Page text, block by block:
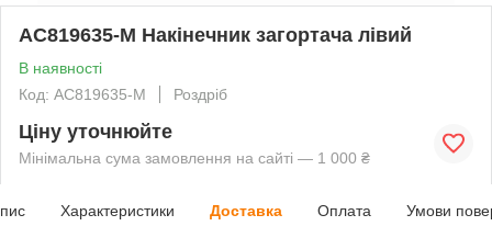
AC819635-M Накінечник загортача лівий
В наявності
Код: AC819635-M
Роздріб
Ціну уточнюйте
Мінімальна сума замовлення на сайті — 1 000 ₴
Характеристики Доставка Оплата Умови